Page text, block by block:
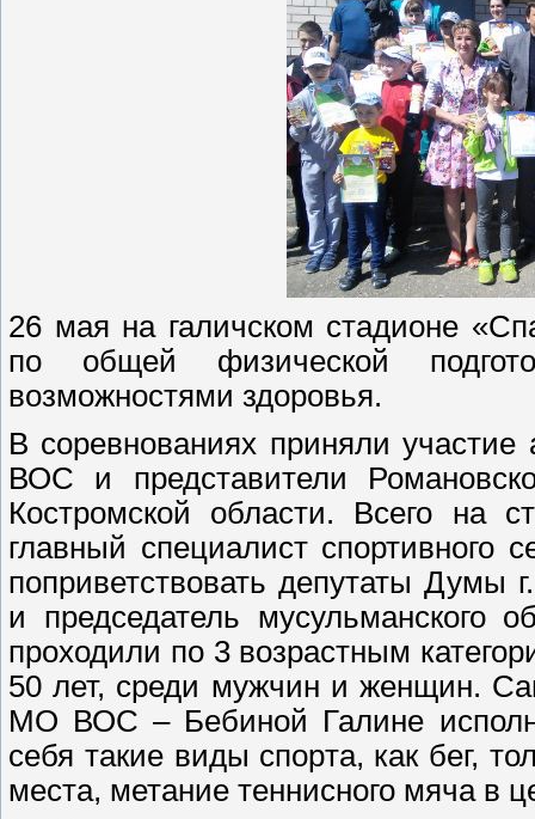
26 мая на галичском стадионе
по общей физической
возможностями здоровья.
В соревнованиях приняли участие
ВОС и представители
Костромской области. Всего на
главный специалист
поприветствовать депутаты Думы
и председатель мусульманского
проходили по 3 возрастным
50 лет, среди мужчин и женщин.
МО ВОС – Бебиной Галине
себя такие виды спорта, как бег,
места, метание теннисного мяча в